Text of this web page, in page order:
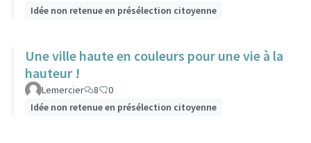
Idée non retenue en présélection citoyenne
Une ville haute en couleurs pour une vie à la
hauteur !
Lemercier 8
0
Idée non retenue en présélection citoyenne